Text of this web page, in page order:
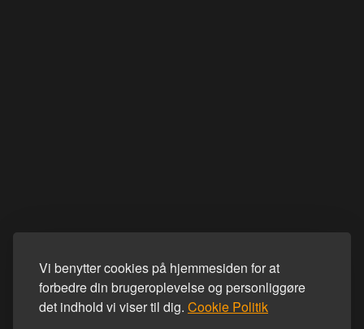
Vi benytter cookies på hjemmesiden for at
forbedre din brugeroplevelse og personliggøre
det indhold vi viser til dig. Cookie Politik